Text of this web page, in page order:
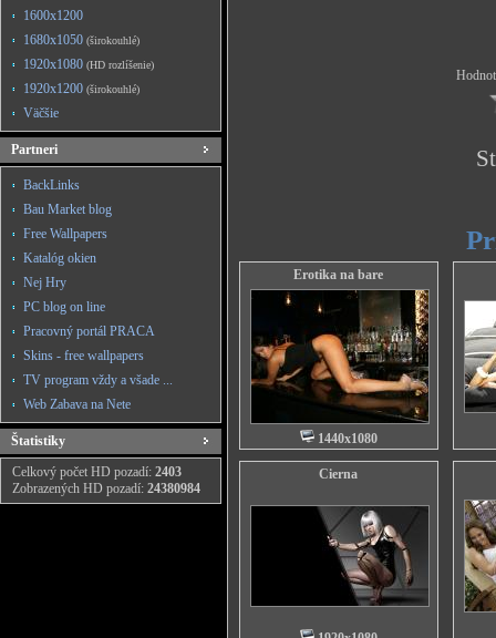
1600x1200
1680x1050 (širokouhlé)
1920x1080 (HD rozlíšenie)
1920x1200 (širokouhlé)
Väčšie
Partneri
BackLinks
Bau Market blog
Free Wallpapers
Katalóg okien
Nej Hry
PC blog on line
Pracovný portál PRACA
Skins - free wallpapers
TV program vždy a všade ...
Web Zabava na Nete
Štatistiky
Celkový počet HD pozadí: 2403
Zobrazených HD pozadí: 24380984
Erotika na bare
1440x1080
Cierna